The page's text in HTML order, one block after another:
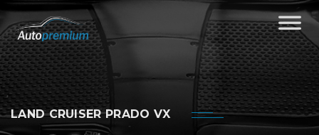
LAND CRUISER PRADO VX